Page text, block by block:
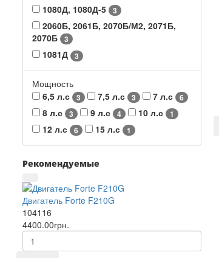
1080Д, 1080Д-5 3
2060Б, 2061Б, 2070Б/М2, 2071Б,
2070Б
3
1081Д 3
Мощность
6,5 л.с
3 7,5 л.с 3 7 л.с 6
8 л.с 3 9 л.с 4 10 л.с 1
12 л.с 6 15 л.с 1
Рекомендуемые
Двигатель Forte F210G
104116
4400.00грн.